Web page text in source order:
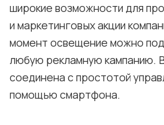
широкие возможности для
и маркетинговых акции
момент освещение можно
любую рекламную кампанию.
соединена с простотой
помощью смартфона.